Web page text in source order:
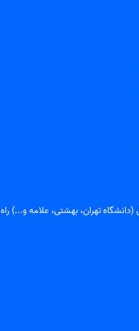
تهران، بهشتی، علامه و...) راه